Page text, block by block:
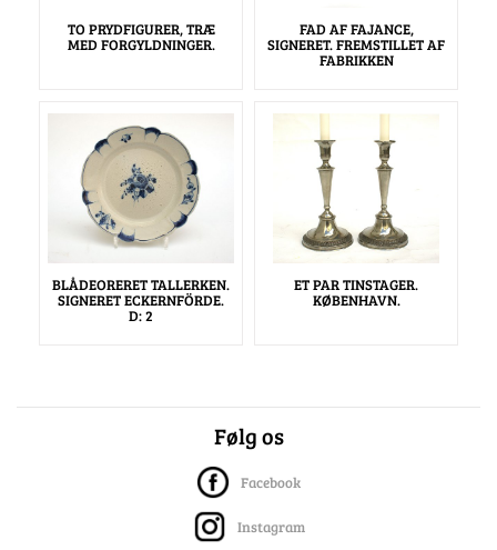
TO PRYDFIGURER, TRÆ
MED FORGYLDNINGER.
FAD AF FAJANCE,
SIGNERET. FREMSTILLET AF
FABRIKKEN
BLÅDEORERET TALLERKEN.
SIGNERET ECKERNFÖRDE.
D: 2
ET PAR TINSTAGER.
KØBENHAVN.
Følg os
Facebook
Instagram